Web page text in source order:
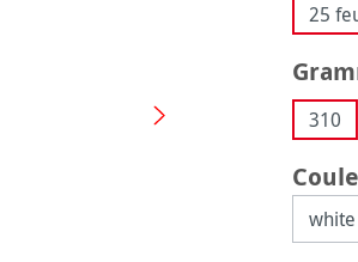
25
310